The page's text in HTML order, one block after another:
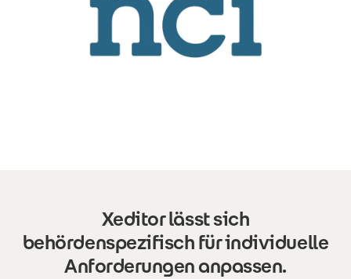
Xeditor lässt sich
behördenspezifisch für individuelle
Anforderungen anpassen.